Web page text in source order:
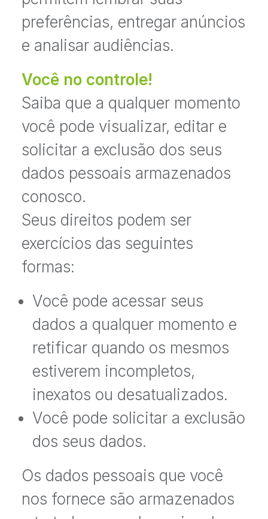
preferências, entregar anúncios
e analisar audiências.
Você no controle!
Saiba que a qualquer momento
você pode visualizar, editar e
solicitar a exclusão dos seus
dados pessoais armazenados
conosco.
Seus direitos podem ser
exercícios das seguintes
formas:
Você pode acessar seus
dados a qualquer momento e
retificar quando os mesmos
estiverem incompletos,
inexatos ou desatualizados.
Você pode solicitar a exclusão
dos seus dados.
Os dados pessoais que você
nos fornece são armazenados